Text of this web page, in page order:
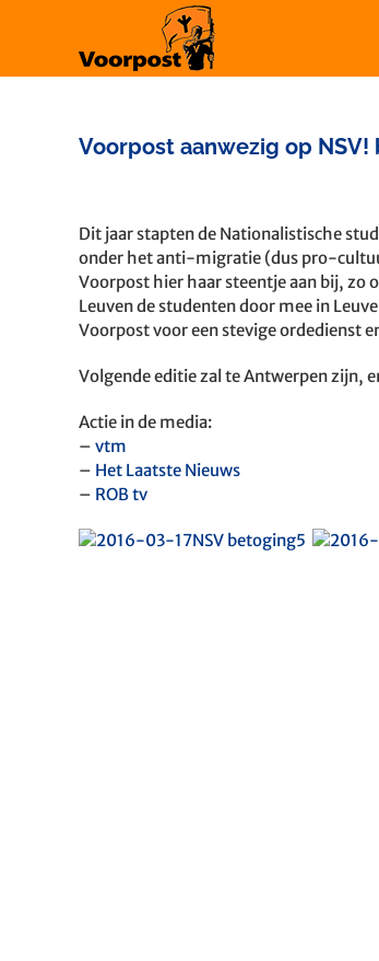
Voorpost aanwezig op NSV!
grotere
afbeelding
Dit jaar stapten de Nationalistische
onder het anti-migratie (dus pro-
Voorpost hier haar steentje aan bij, zo
Leuven de studenten door mee in
Voorpost voor een stevige ordedienst
Volgende editie zal te Antwerpen zijn,
Actie in de media:
– vtm
– Het Laatste Nieuws
– ROB tv